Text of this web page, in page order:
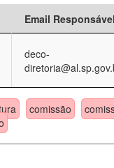
Email
deco-
comissão